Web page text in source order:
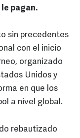
pagan.
sin precedentes
con el inicio
organizado
Unidos y
en que los
a nivel global.
rebautizado